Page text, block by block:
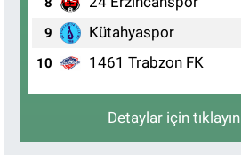
9 Kütahyaspor
10 1461 Trabzon FK
Detaylar için tıklayın